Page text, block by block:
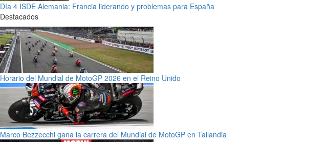
Día 4 ISDE Alemania: Francia liderando y problemas para España
Destacados
Horario del Mundial de MotoGP 2026 en el Reino Unido
Marco Bezzecchi gana la carrera del Mundial de MotoGP en Tailandia